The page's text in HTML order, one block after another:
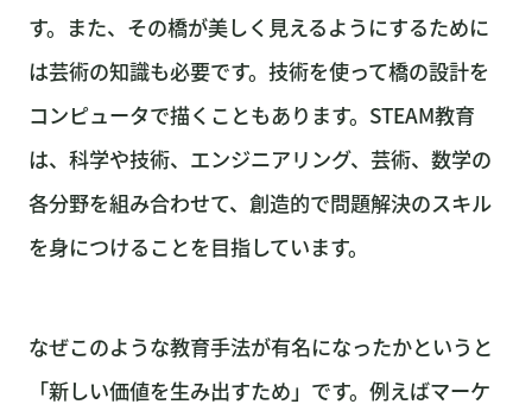
す。また、その橋が美しく見えるようにするために
は芸術の知識も必要です。技術を使って橋の設計を
コンピュータで描くこともあります。STEAM教育
は、科学や技術、エンジニアリング、芸術、数学の
各分野を組み合わせて、創造的で問題解決のスキル
を身につけることを目指しています。
なぜこのような教育手法が有名になったかというと
「新しい価値を生み出すため」です。例えばマーケ